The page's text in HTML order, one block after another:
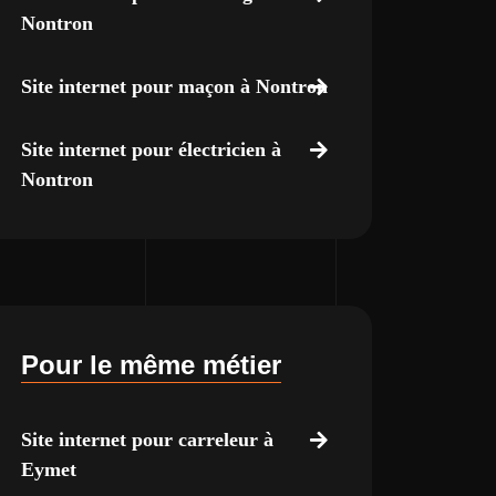
Nontron
Site internet pour maçon à Nontron
Site internet pour électricien à
Nontron
Pour le même métier
Site internet pour carreleur à
Eymet